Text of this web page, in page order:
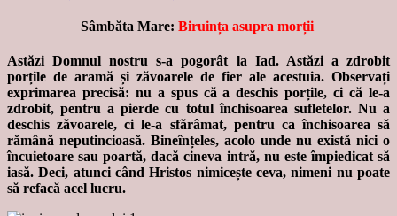
Sâmbăta Mare: Biruința asupra morții
Astăzi Domnul nostru s-a pogorât la Iad. Astăzi a zdrobit
porțile de aramă și zăvoarele de fier ale acestuia. Observați
exprimarea precisă: nu a spus că a deschis porțile, ci că le-a
zdrobit, pentru a pierde cu totul închisoarea sufletelor. Nu a
deschis zăvoarele, ci le-a sfărâmat, pentru ca închisoarea să
rămână neputincioasă. Bineînțeles, acolo unde nu există nici o
încuietoare sau poartă, dacă cineva intră, nu este împiedicat să
iasă. Deci, atunci când Hristos nimicește ceva, nimeni nu poate
să refacă acel lucru.